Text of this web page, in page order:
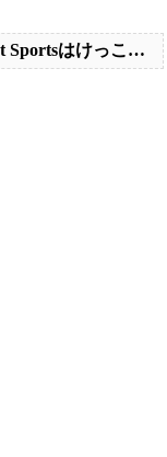
au Smart Sportsはけっこうすごい >